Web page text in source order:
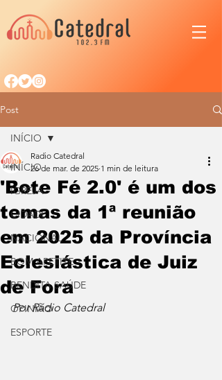
Post
INÍCIO
IGREJA
CIDADE
NACIONAL
BOM APETITE
BENDITA SAÚDE
OPINIÃO
ESPORTE
INÍCIO
'Bote Fé 2.0' é um dos
temas da 1ª reunião
em 2025 da Província
Eclesiástica de Juiz
de Fora
Radio Catedral
26 de mar. de 2025 1 min de leitura
Por Rádio Catedral